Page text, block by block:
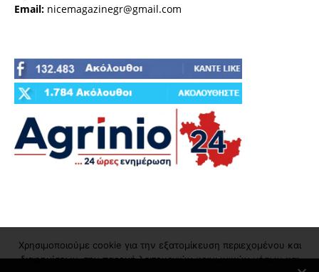
Email: nicemagazinegr@gmail.com
Χρησιμοποιούμε cookie για την εξατομίκευση περιεχομένου και
διαφημίσεων, την παροχή λειτουργιών κοινωνικών μέσων και